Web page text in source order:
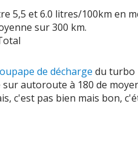
5,5 et 6.0 litres/100km en
sur 300 km.
de décharge du turbo
autoroute à 180 de
c'est pas bien mais bon,